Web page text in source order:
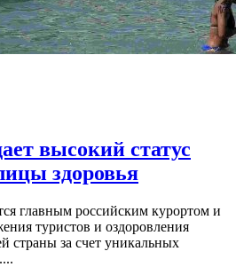
высокий статус
здоровья
главным российским курортом и
туристов и оздоровления
страны за счет уникальных